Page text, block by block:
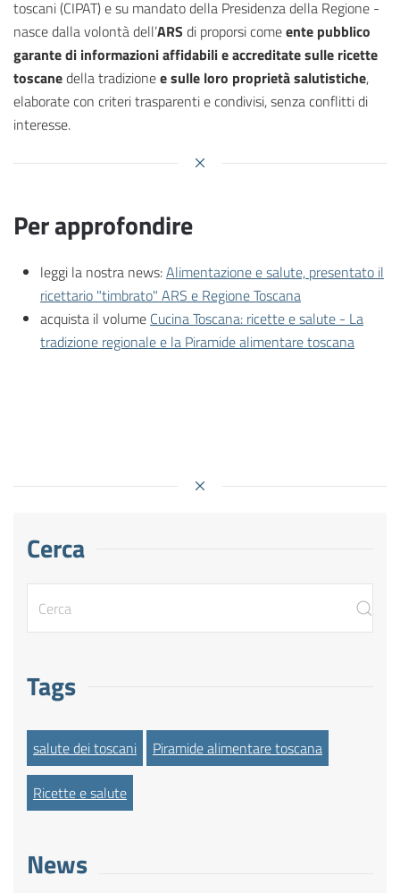
toscani (CIPAT) e su mandato della Presidenza della Regione -
nasce dalla volontà dell’ARS di proporsi comeente pubblico
garante di informazioni affidabili e accreditate sulle ricette
toscanedella tradizionee sulle loro proprietà salutistiche,
elaborate con criteri trasparenti e condivisi, senza conflitti di
interesse.
Per approfondire
leggi la nostra news:Alimentazione e salute, presentato il
ricettario "timbrato" ARS e Regione Toscana
acquista il volume Cucina Toscana: ricette e salute - La
tradizione regionale e la Piramide alimentare toscana
Cerca
Tags
salute dei toscani Piramide alimentare toscana
Ricette e salute
News